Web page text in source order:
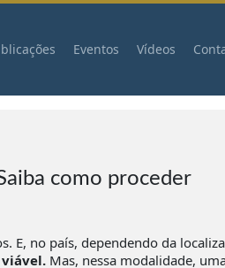
Eventos Vídeos
como proceder
E, no país, dependendo da
Mas, nessa modalidade,